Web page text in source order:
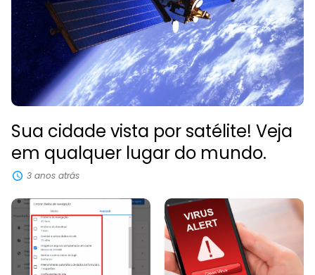
Sua cidade vista por satélite! Veja
em qualquer lugar do mundo.
3 anos atrás